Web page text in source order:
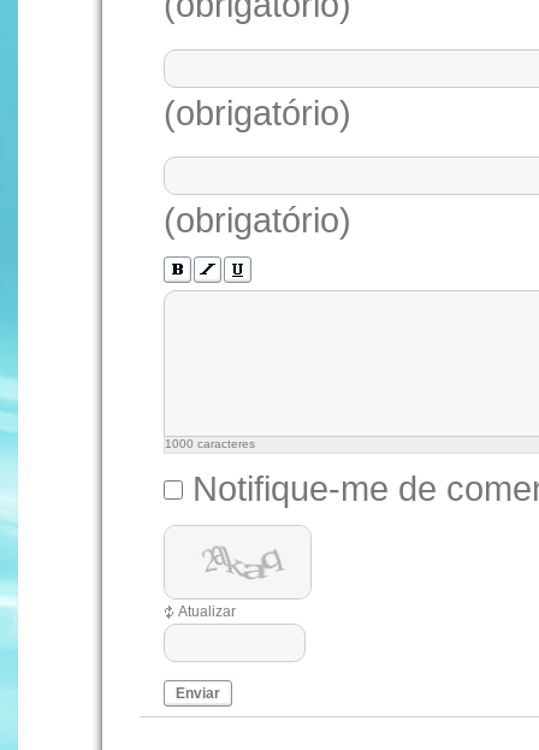
(obrigatório)
(obrigatório)
1000 caracteres
Notifique-me de
Atualizar
Enviar